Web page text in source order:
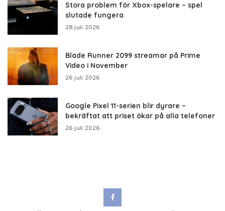
Stora problem för Xbox-spelare – spel
slutade fungera
28 juli 2026
Blade Runner 2099 streamar på Prime
Video i November
26 juli 2026
Google Pixel 11-serien blir dyrare –
bekräftat att priset ökar på alla telefoner
26 juli 2026